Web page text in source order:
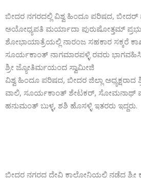
ಬೀದರ ನಗರದಲ್ಲಿ ವಿಶ್ವ ಹಿಂದೂ ಪರಿಷದ,
ಅಯೋಧ್ಯಪತಿ ಮರ್ಯಾದಾ ಪುರುಷೋತ್ತಮ್
ಶೋಭಾಯಾತ್ರೆಯಲ್ಲಿ ನಾರಂಜ ಸಹಕಾರ ಸಕ್ಕರೆ
ಸೂರ್ಯಕಾಂತ್ ನಾಗಮಾರಪಳ್ಳಿ ರವರು
ಶ್ರೀ ಜ್ಯೋತಿರ್ಮಯಂದ ಸ್ವಾಮೀಜಿ
ವಿಶ್ವ ಹಿಂದೂ ಪರಿಷದ, ಬೀದರ ಜಿಲ್ಲಾ ಅಧ್ಯಕ್ಷರಾದ
ವಾಲಿ, ಸೂರ್ಯಕಾಂತ್ ಶೇಟಕರ್, ಸೋಮನಾಥ್
ಹನುಮಂತ್ ಬುಳ್ಳ, ಶಶಿ ಹೊಸಳ್ಳಿ ಇತರರು ಇದ್ದರು.
ಬೀದರ ನಗರದ ದೇವಿ ಕಾಲೋನಿಯಲ್ಲಿ ನಡೆದ